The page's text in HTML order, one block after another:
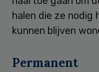
halen die ze nodig
kunnen blijven
Permanent